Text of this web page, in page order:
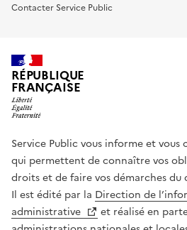
Contacter Service Public
RÉPUBLIQUE
FRANÇAISE
Service Public vous informe et vous
qui permettent de connaître vos
droits et de faire vos démarches du
Il est édité par la Direction de
administrative
et réalisé en